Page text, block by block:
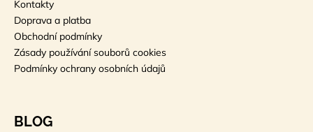
Kontakty
Doprava a platba
Obchodní podmínky
Zásady používání souborů cookies
Podmínky ochrany osobních údajů
BLOG